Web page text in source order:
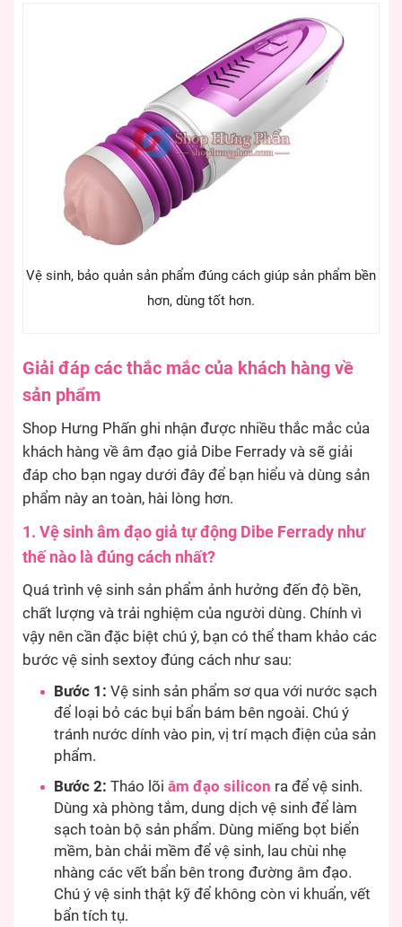
Vệ sinh, bảo quản sản phẩm đúng cách giúp sản phẩm bền
hơn, dùng tốt hơn.
Giải đáp các thắc mắc của khách hàng về
sản phẩm
Shop Hưng Phấn ghi nhận được nhiều thắc mắc của
khách hàng về âm đạo giả Dibe Ferrady và sẽ giải
đáp cho bạn ngay dưới đây để bạn hiểu và dùng sản
phẩm này an toàn, hài lòng hơn.
1. Vệ sinh âm đạo giả tự động Dibe Ferrady như
thế nào là đúng cách nhất?
Quá trình vệ sinh sản phẩm ảnh hưởng đến độ bền,
chất lượng và trải nghiệm của người dùng. Chính vì
vậy nên cần đặc biệt chú ý, bạn có thể tham khảo các
bước vệ sinh sextoy đúng cách như sau:
Bước 1: Vệ sinh sản phẩm sơ qua với nước sạch
để loại bỏ các bụi bẩn bám bên ngoài. Chú ý
tránh nước dính vào pin, vị trí mạch điện của sản
phẩm.
Bước 2: Tháo lõi âm đạo silicon ra để vệ sinh.
Dùng xà phòng tắm, dung dịch vệ sinh để làm
sạch toàn bộ sản phẩm. Dùng miếng bọt biển
mềm, bàn chải mềm để vệ sinh, lau chùi nhẹ
nhàng các vết bẩn bên trong đường âm đạo.
Chú ý vệ sinh thật kỹ để không còn vi khuẩn, vết
bẩn tích tụ.